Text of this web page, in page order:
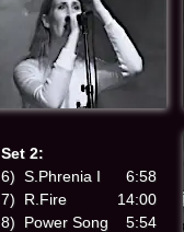
Set 2:
6) S.Phrenia I
6:58
7)
R.Fire
14:00
8)
Power Song
5:54